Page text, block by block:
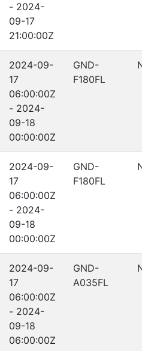
- 2024-
09-17
21:00:00Z
2024-09-
17
06:00:00Z
- 2024-
09-18
00:00:00Z
GND-
F180FL
2024-09-
17
06:00:00Z
- 2024-
09-18
00:00:00Z
GND-
F180FL
2024-09-
17
06:00:00Z
- 2024-
09-18
06:00:00Z
GND-
A035FL